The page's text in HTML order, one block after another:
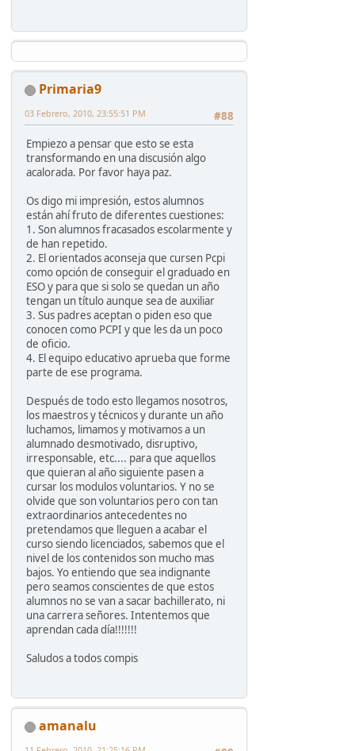
Primaria9
#88
03 Febrero, 2010, 23:55:51 PM
Empiezo a pensar que esto se esta
transformando en una discusión algo
acalorada. Por favor haya paz.
Os digo mi impresión, estos alumnos
están ahí fruto de diferentes cuestiones:
1. Son alumnos fracasados escolarmente y
de han repetido.
2. El orientados aconseja que cursen Pcpi
como opción de conseguir el graduado en
ESO y para que si solo se quedan un año
tengan un título aunque sea de auxiliar
3. Sus padres aceptan o piden eso que
conocen como PCPI y que les da un poco
de oficio.
4. El equipo educativo aprueba que forme
parte de ese programa.
Después de todo esto llegamos nosotros,
los maestros y técnicos y durante un año
luchamos, limamos y motivamos a un
alumnado desmotivado, disruptivo,
irresponsable, etc.... para que aquellos
que quieran al año siguiente pasen a
cursar los modulos voluntarios. Y no se
olvide que son voluntarios pero con tan
extraordinarios antecedentes no
pretendamos que lleguen a acabar el
curso siendo licenciados, sabemos que el
nivel de los contenidos son mucho mas
bajos. Yo entiendo que sea indignante
pero seamos conscientes de que estos
alumnos no se van a sacar bachillerato, ni
una carrera señores. Intentemos que
aprendan cada día!!!!!!!
Saludos a todos compis
amanalu